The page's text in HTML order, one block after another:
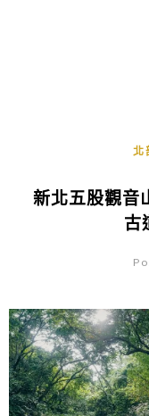
北
新北五股觀音
古